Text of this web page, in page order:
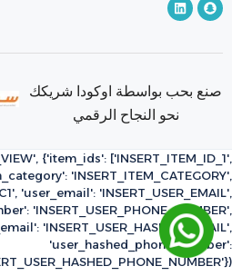
صنع بحب بواسطة اوكودا شريكك
نحو النجاح الرقمي
{'item_ids': ['INSERT_ITEM_ID_1',
'INSERT_ITEM_CATEGORY',
'user_email': 'INSERT_USER_EMAIL',
'INSERT_USER_PHONE_NUMBER',
'INSERT_USER_HASHED_EMAIL',
'user_hashed_phone_number':